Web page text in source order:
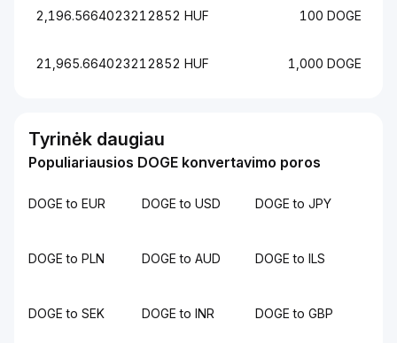
2,196.5664023212852 HUF 100 DOGE
21,965.664023212852 HUF 1,000 DOGE
Tyrinėk daugiau
Populiariausios DOGE konvertavimo poros
DOGE to EUR DOGE to USD DOGE to JPY
DOGE to PLN DOGE to AUD DOGE to ILS
DOGE to SEK DOGE to INR DOGE to GBP